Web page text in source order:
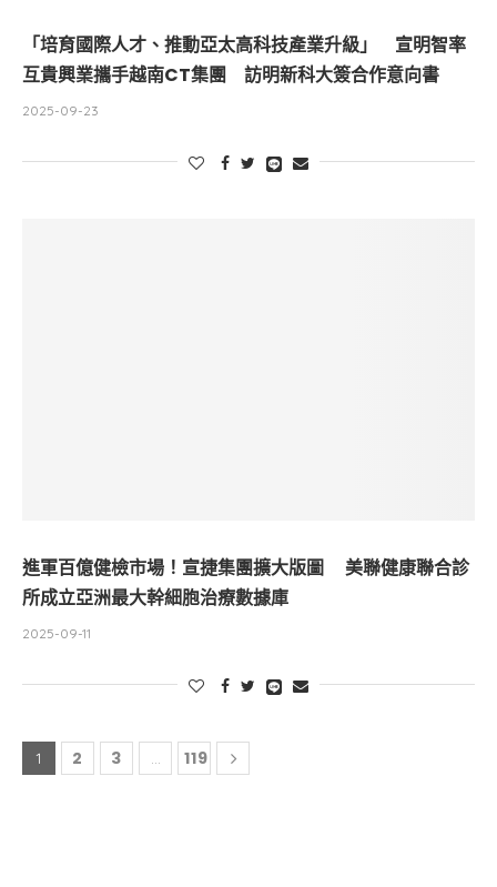
「培育國際人才、推動亞太高科技產業升級」 宣明智率
互貴興業攜手越南CT集團 訪明新科大簽合作意向書
2025-09-23
進軍百億健檢市場！宣捷集團擴大版圖 美聯健康聯合診
所成立亞洲最大幹細胞治療數據庫
2025-09-11
1 2 3 ... 119